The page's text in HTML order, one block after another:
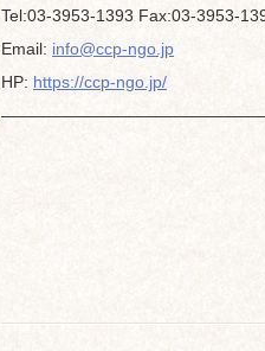
Tel:03-3953-1393 Fax:03-3953-
Email: info@ccp-ngo.jp
HP: https://ccp-ngo.jp/